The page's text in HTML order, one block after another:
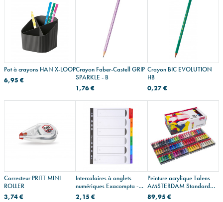
Pot à crayons HAN X-LOOP
6,95 €
Crayon Faber-Castell GRIP
SPARKLE - B
1,76 €
Crayon BIC EVOLUTION
HB
0,27 €
Correcteur PRITT MINI
ROLLER
3,74 €
Intercalaires à onglets
numériques Exacompta -
carton - A4
2,15 €
Peinture acrylique Talens
AMSTERDAM Standard
Series
89,95 €